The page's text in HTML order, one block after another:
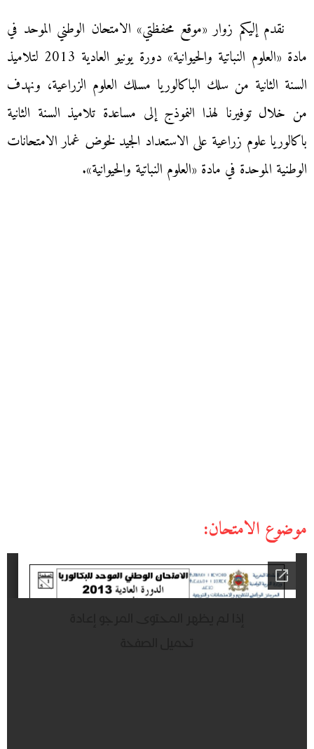
نقدم إليكم زوار «موقع محفظتي» الامتحان الوطني الموحد في
مادة «العلوم النباتية والحيوانية» دورة يونيو العادية 2013 لتلاميذ
السنة الثانية من سلك الباكالوريا مسلك العلوم الزراعية، ونهدف
من خلال توفيرنا لهذا النموذج إلى مساعدة تلاميذ السنة الثانية
باكالوريا علوم زراعية على الاستعداد الجيد لخوض غمار الامتحانات
الوطنية الموحدة في مادة «العلوم النباتية والحيوانية».
موضوع الامتحان: